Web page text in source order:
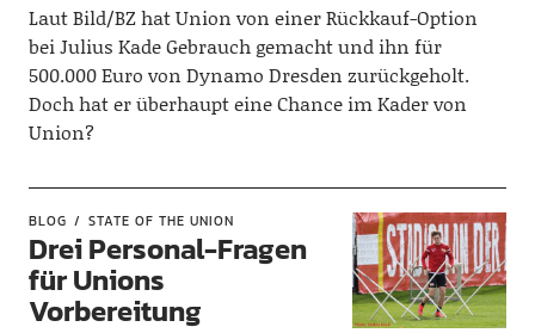
Laut Bild/BZ hat Union von einer Rückkauf-Option
bei Julius Kade Gebrauch gemacht und ihn für
500.000 Euro von Dynamo Dresden zurückgeholt.
Doch hat er überhaupt eine Chance im Kader von
Union?
BLOG STATE OF THE UNION
Drei Personal-Fragen
für Unions
Vorbereitung